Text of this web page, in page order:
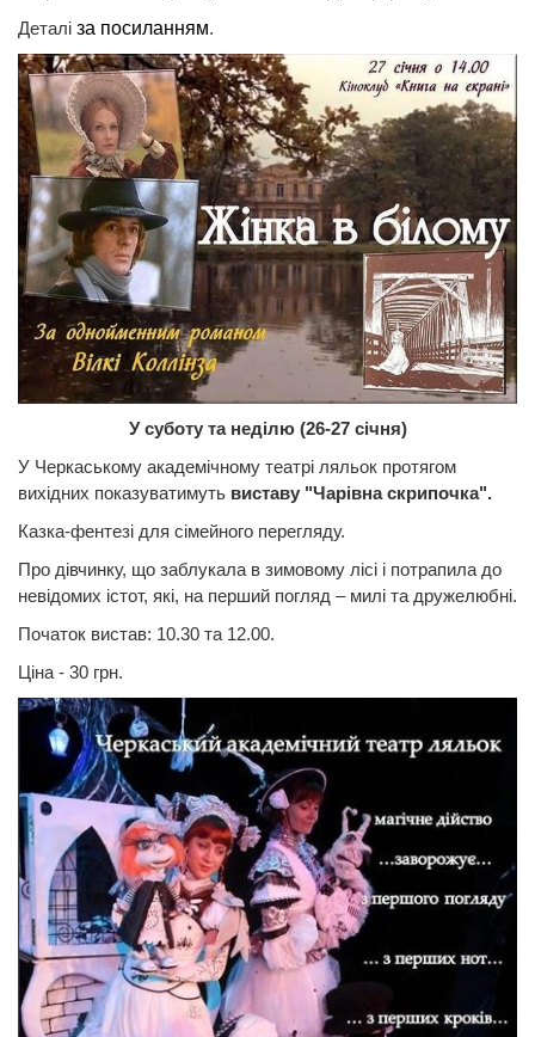
Деталі за посиланням.
У суботу та неділю (26-27 січня)
У Черкаському академічному театрі ляльок протягом
вихідних показуватимуть виставу "Чарівна скрипочка".
Казка-фентезі для сімейного перегляду.
Про дівчинку, що заблукала в зимовому лісі і потрапила до
невідомих істот, які, на перший погляд – милі та дружелюбні.
Початок вистав: 10.30 та 12.00.
Ціна - 30 грн.